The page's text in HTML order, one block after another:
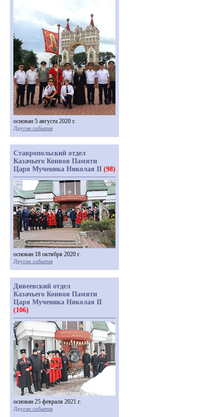
основан 5 августа 2020 г.
Другие события
Ставропольский отдел
Казачьего Конвоя Памяти
Царя Мученика Николая II (98)
основан 18 октября 2020 г.
Другие события
Дивеевский отдел
Казачьего Конвоя Памяти
Царя Мученика Николая II
(106)
основан 25 февраля 2021 г.
Другие события